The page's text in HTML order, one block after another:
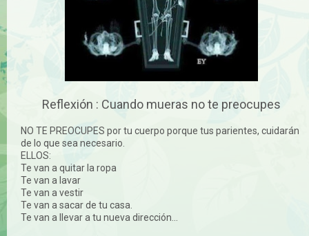
Reflexión : Cuando mueras no te preocupes
NO TE PREOCUPES por tu cuerpo porque tus parientes, cuidarán
de lo que sea necesario.
ELLOS:
Te van a quitar la ropa
Te van a lavar
Te van a vestir
Te van a sacar de tu casa.
Te van a llevar a tu nueva dirección...